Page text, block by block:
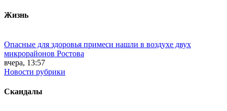
Жизнь
Опасные для здоровья примеси нашли в воздухе двух
микрорайонов Ростова
вчера, 13:57
Новости рубрики
Скандалы